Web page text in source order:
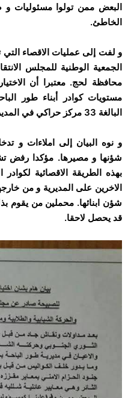
البعض ممن تولوا مسئوليات و
الخاطئ.
و لفت إلى عمليات الاقصاء
الجمعية الوطنية للمجلس
محافظة لحج. معتبرا أن
مستويات كوادر أبناء طور
البالغة 33 مركز حراكي في المديرية.
و نوه البيان إلى املاءات و
شؤنها و مصيرها. مؤكدا رفض
بهذه الطريقة الاقصائية
الاخرين على المديرية و من
شؤن ابنائها. محملين من يقوم
قد يحصل لاحقا.